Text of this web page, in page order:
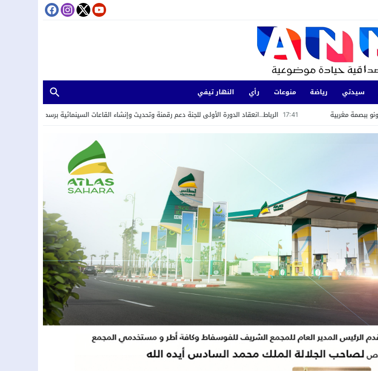
سيدتي رياضة منوعات رأي
النهار تيفي
17:41 الرباط..انعقاد الدورة الأولى للجنة دعم رقمنة وتحديث وإنشاء القاعات السينمائية برسم سنة 2026. 17:33